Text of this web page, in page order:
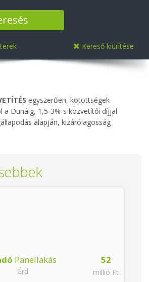
Kereső kiürítése
egyszerűen, kötöttségek
a Dunáig, 1,5-3%-s közvetítői díjjal
alapján, kizárólagosság
52
millió Ft
Panellakás
Érd